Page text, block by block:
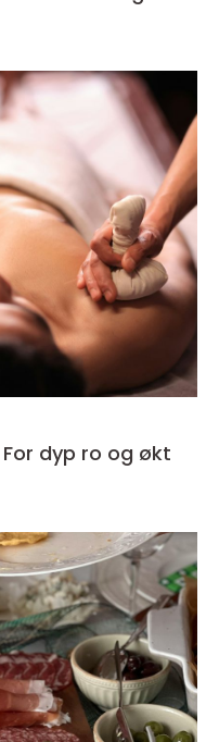
dyp ro og økt